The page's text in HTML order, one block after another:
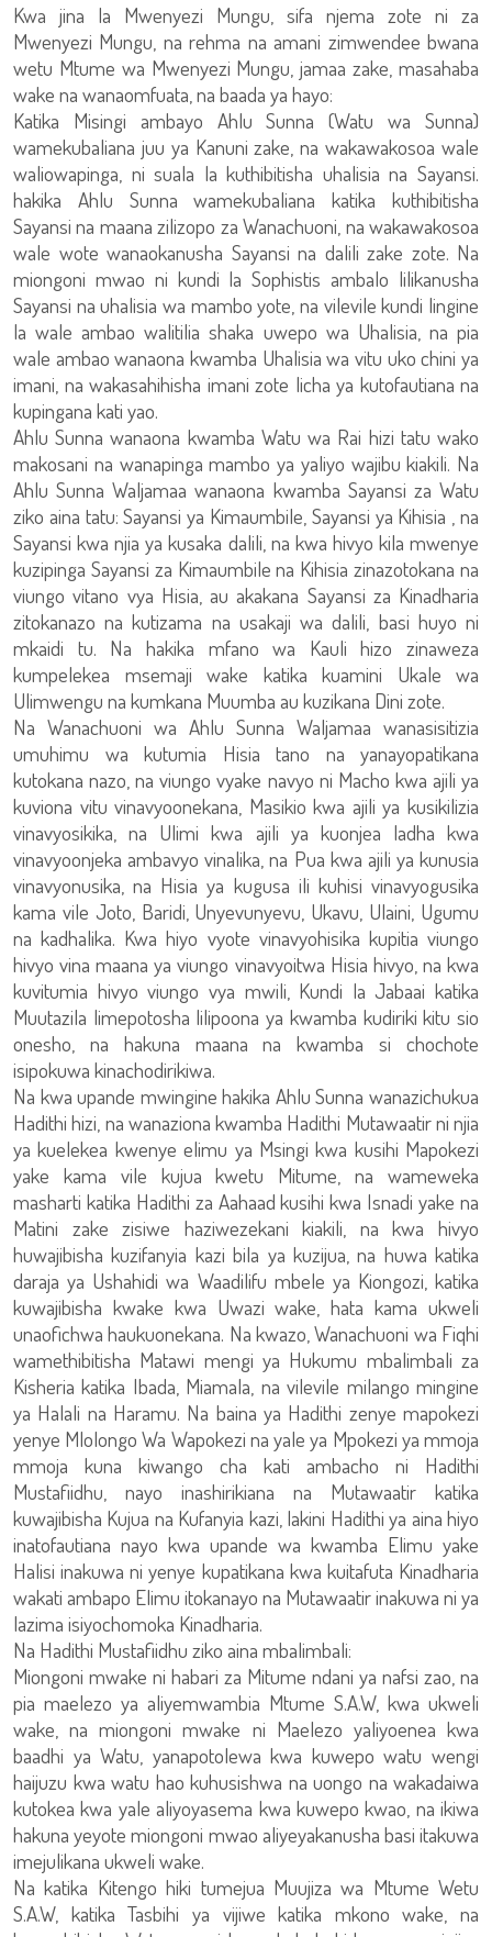
Kwa jina la Mwenyezi Mungu, sifa njema zote ni za
Mwenyezi Mungu, na rehma na amani zimwendee bwana
wetu Mtume wa Mwenyezi Mungu, jamaa zake, masahaba
wake na wanaomfuata, na baada ya hayo:
Katika Misingi ambayo Ahlu Sunna (Watu wa Sunna)
wamekubaliana juu ya Kanuni zake, na wakawakosoa wale
waliowapinga, ni suala la kuthibitisha uhalisia na Sayansi.
hakika Ahlu Sunna wamekubaliana katika kuthibitisha
Sayansi na maana zilizopo za Wanachuoni, na wakawakosoa
wale wote wanaokanusha Sayansi na dalili zake zote. Na
miongoni mwao ni kundi la Sophistis ambalo lilikanusha
Sayansi na uhalisia wa mambo yote, na vilevile kundi lingine
la wale ambao walitilia shaka uwepo wa Uhalisia, na pia
wale ambao wanaona kwamba Uhalisia wa vitu uko chini ya
imani, na wakasahihisha imani zote licha ya kutofautiana na
kupingana kati yao.
Ahlu Sunna wanaona kwamba Watu wa Rai hizi tatu wako
makosani na wanapinga mambo ya yaliyo wajibu kiakili. Na
Ahlu Sunna Waljamaa wanaona kwamba Sayansi za Watu
ziko aina tatu: Sayansi ya Kimaumbile, Sayansi ya Kihisia , na
Sayansi kwa njia ya kusaka dalili, na kwa hivyo kila mwenye
kuzipinga Sayansi za Kimaumbile na Kihisia zinazotokana na
viungo vitano vya Hisia, au akakana Sayansi za Kinadharia
zitokanazo na kutizama na usakaji wa dalili, basi huyo ni
mkaidi tu. Na hakika mfano wa Kauli hizo zinaweza
kumpelekea msemaji wake katika kuamini Ukale wa
Ulimwengu na kumkana Muumba au kuzikana Dini zote.
Na Wanachuoni wa Ahlu Sunna Waljamaa wanasisitizia
umuhimu wa kutumia Hisia tano na yanayopatikana
kutokana nazo, na viungo vyake navyo ni Macho kwa ajili ya
kuviona vitu vinavyoonekana, Masikio kwa ajili ya kusikilizia
vinavyosikika, na Ulimi kwa ajili ya kuonjea ladha kwa
vinavyoonjeka ambavyo vinalika, na Pua kwa ajili ya kunusia
vinavyonusika, na Hisia ya kugusa ili kuhisi vinavyogusika
kama vile Joto, Baridi, Unyevunyevu, Ukavu, Ulaini, Ugumu
na kadhalika. Kwa hiyo vyote vinavyohisika kupitia viungo
hivyo vina maana ya viungo vinavyoitwa Hisia hivyo, na kwa
kuvitumia hivyo viungo vya mwili, Kundi la Jabaai katika
Muutazila limepotosha lilipoona ya kwamba kudiriki kitu sio
onesho, na hakuna maana na kwamba si chochote
isipokuwa kinachodirikiwa.
Na kwa upande mwingine hakika Ahlu Sunna wanazichukua
Hadithi hizi, na wanaziona kwamba Hadithi Mutawaatir ni njia
ya kuelekea kwenye elimu ya Msingi kwa kusihi Mapokezi
yake kama vile kujua kwetu Mitume, na wameweka
masharti katika Hadithi za Aahaad kusihi kwa Isnadi yake na
Matini zake zisiwe haziwezekani kiakili, na kwa hivyo
huwajibisha kuzifanyia kazi bila ya kuzijua, na huwa katika
daraja ya Ushahidi wa Waadilifu mbele ya Kiongozi, katika
kuwajibisha kwake kwa Uwazi wake, hata kama ukweli
unaofichwa haukuonekana. Na kwazo, Wanachuoni wa Fiqhi
wamethibitisha Matawi mengi ya Hukumu mbalimbali za
Kisheria katika Ibada, Miamala, na vilevile milango mingine
ya Halali na Haramu. Na baina ya Hadithi zenye mapokezi
yenye Mlolongo Wa Wapokezi na yale ya Mpokezi ya mmoja
mmoja kuna kiwango cha kati ambacho ni Hadithi
Mustafiidhu, nayo inashirikiana na Mutawaatir katika
kuwajibisha Kujua na Kufanyia kazi, lakini Hadithi ya aina hiyo
inatofautiana nayo kwa upande wa kwamba Elimu yake
Halisi inakuwa ni yenye kupatikana kwa kuitafuta Kinadharia
wakati ambapo Elimu itokanayo na Mutawaatir inakuwa ni ya
lazima isiyochomoka Kinadharia.
Na Hadithi Mustafiidhu ziko aina mbalimbali:
Miongoni mwake ni habari za Mitume ndani ya nafsi zao, na
pia maelezo ya aliyemwambia Mtume S.A.W, kwa ukweli
wake, na miongoni mwake ni Maelezo yaliyoenea kwa
baadhi ya Watu, yanapotolewa kwa kuwepo watu wengi
haijuzu kwa watu hao kuhusishwa na uongo na wakadaiwa
kutokea kwa yale aliyoyasema kwa kuwepo kwao, na ikiwa
hakuna yeyote miongoni mwao aliyeyakanusha basi itakuwa
imejulikana ukweli wake.
Na katika Kitengo hiki tumejua Muujiza wa Mtume Wetu
S.A.W, katika Tasbihi ya vijiwe katika mkono wake, na